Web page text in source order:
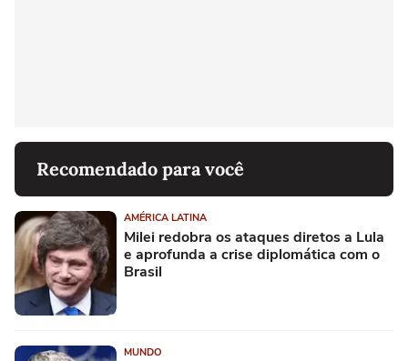
Recomendado para você
AMÉRICA LATINA
Milei redobra os ataques diretos a Lula
e aprofunda a crise diplomática com o
Brasil
MUNDO